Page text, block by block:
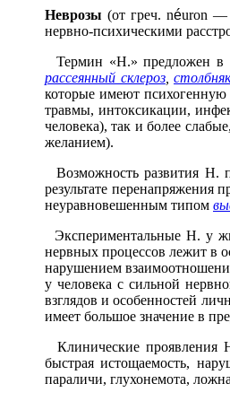
Неврозы (от греч. néuron —
нервно-психическими
Термин «Н.» предложен в
рассеянный склероз,
которые имеют психогенную
травмы, интоксикации,
человека), так и более
желанием).
Возможность развития Н.
результате перенапряжения
неуравновешенным типом
Экспериментальные Н. у
нервных процессов лежит в
нарушением
у человека с сильной
взглядов и особенностей
имеет большое значение в
Клинические проявления
быстрая истощаемость,
параличи, глухонемота,